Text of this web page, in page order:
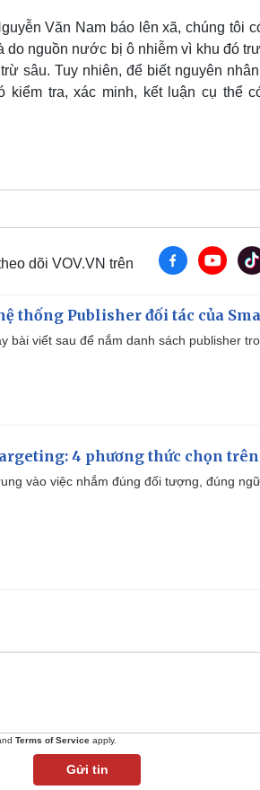
Văn Nam báo lên xã, chúng tôi
do nguồn nước bị ô nhiễm vì khu đó
sâu. Tuy nhiên, để biết nguyên
kiểm tra, xác minh, kết luận cụ thể
dõi VOV.VN trên
thống Publisher đối tác của
bài viết sau để nắm danh sách publisher
4 phương thức chọn
vào việc nhắm đúng đối tượng, đúng
Terms of Service apply.
Gửi tin